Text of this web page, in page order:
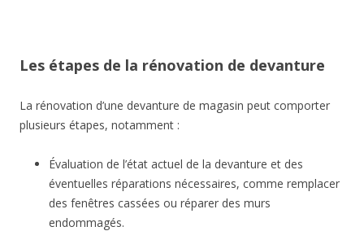
Les étapes de la rénovation de devanture
La rénovation d’une devanture de magasin peut comporter
plusieurs étapes, notamment :
Évaluation de l’état actuel de la devanture et des
éventuelles réparations nécessaires, comme remplacer
des fenêtres cassées ou réparer des murs
endommagés.